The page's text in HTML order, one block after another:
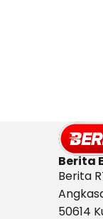
Berita
Berita
50614